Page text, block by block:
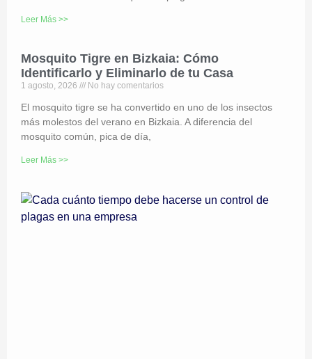
Leer Más >>
Mosquito Tigre en Bizkaia: Cómo
Identificarlo y Eliminarlo de tu Casa
1 agosto, 2026 No hay comentarios
El mosquito tigre se ha convertido en uno de los insectos
más molestos del verano en Bizkaia. A diferencia del
mosquito común, pica de día,
Leer Más >>